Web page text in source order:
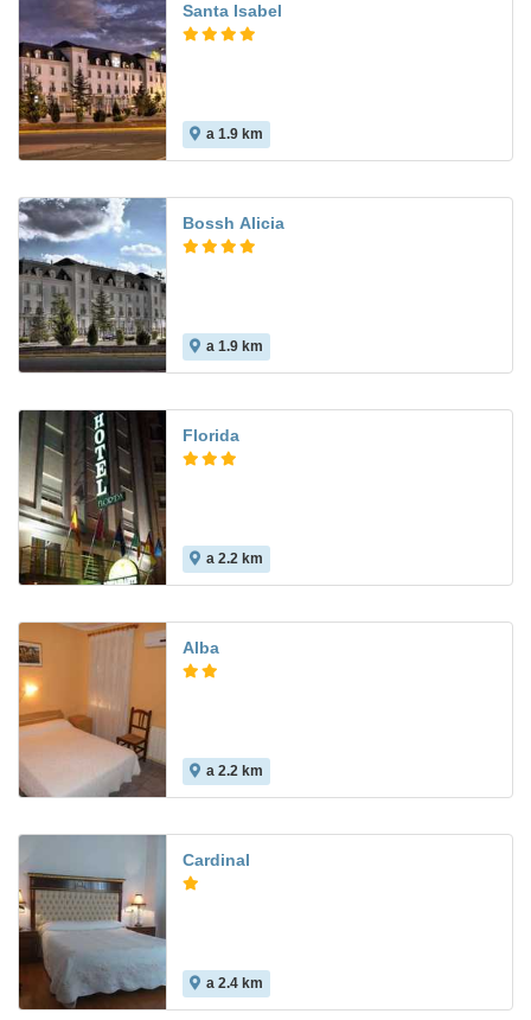
Santa Isabel
a 1.9 km
Bossh Alicia
a 1.9 km
Florida
a 2.2 km
Alba
a 2.2 km
Cardinal
a 2.4 km